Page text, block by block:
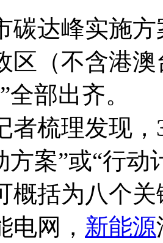
碳达峰实施
区（不含港
部出齐。
者梳理发现
方案”或“行
概括为八个
电网， 新能源